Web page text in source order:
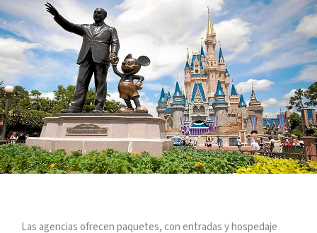
Las agencias ofrecen paquetes, con entradas y hospedaje